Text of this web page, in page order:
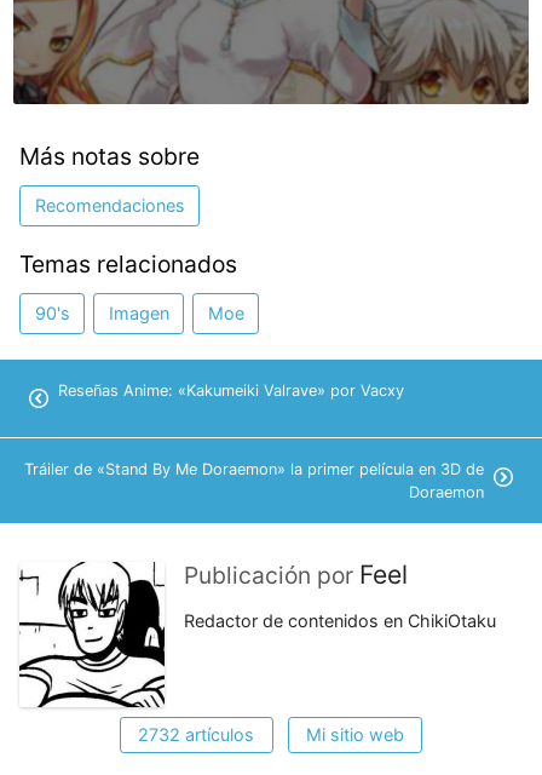
Más notas sobre
Recomendaciones
Temas relacionados
90's Imagen Moe
Reseñas Anime: «Kakumeiki Valrave» por Vacxy
Tráiler de «Stand By Me Doraemon» la primer película en 3D de
Doraemon
Publicación por Feel
Redactor de contenidos en ChikiOtaku
2732 artículos Mi sitio web